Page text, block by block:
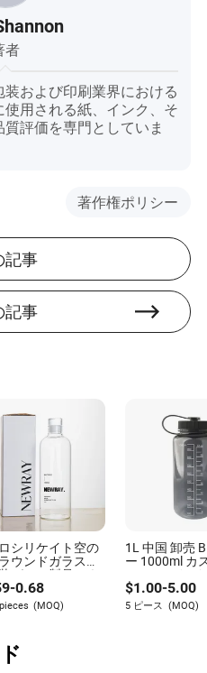
者
および印刷業界における
用される紙、インク、そ
評価を専門としていま
著作権ポリシー
記事
記事
シリケイト空の
ウンドガラス容
ガラス製品ミネ
ォーターグラス
1000ml 750ml
300ml ガラス水
-0.68
(MOQ)
1L 中国 卸売
ー 1000ml カ
ラスチック
トライタン
飲みボトル
$1.00-5.00
5 ピース (MOQ)